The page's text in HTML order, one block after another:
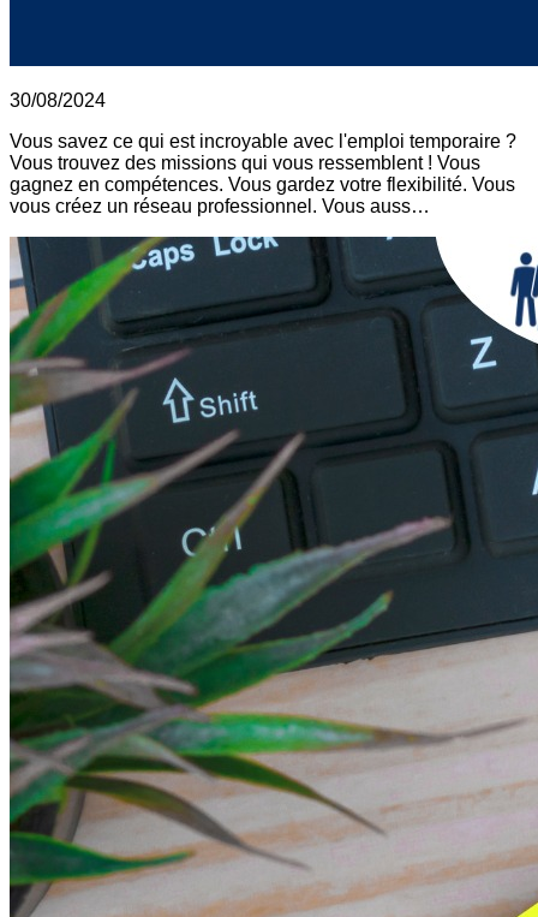
30/08/2024
Vous savez ce qui est incroyable avec l'emploi temporaire ?
Vous trouvez des missions qui vous ressemblent ! Vous
gagnez en compétences. Vous gardez votre flexibilité. Vous
vous créez un réseau professionnel. Vous auss…